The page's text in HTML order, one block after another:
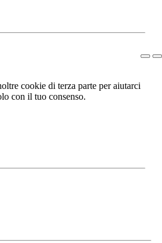
cookie di terza parte per aiutarci
con il tuo consenso.